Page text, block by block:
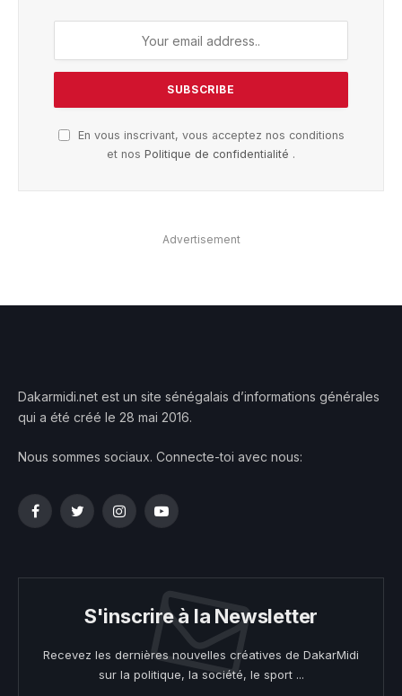
En vous inscrivant, vous acceptez nos conditions
et nos Politique de confidentialité .
Advertisement
Dakarmidi.net est un site sénégalais d’informations générales
qui a été créé le 28 mai 2016.
Nous sommes sociaux. Connecte-toi avec nous:
FacebookTwitterInstagramYouTube
S'inscrire à la Newsletter
Recevez les dernières nouvelles créatives de DakarMidi
sur la politique, la société, le sport ...